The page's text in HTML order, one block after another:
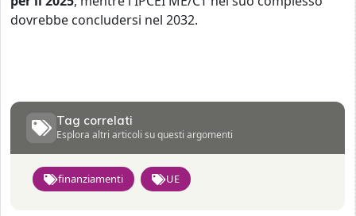
dovrebbe concludersi nel 2032.
Tag correlati
Esplora altri articoli su questi argomenti
finanziamenti UE